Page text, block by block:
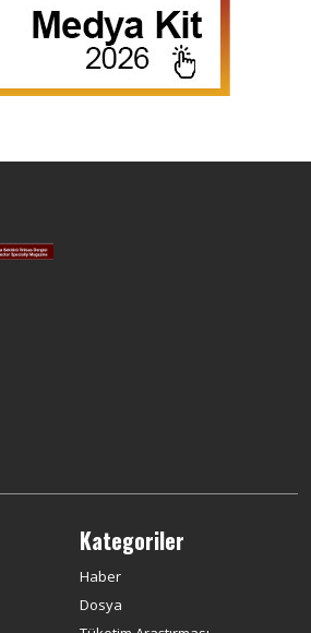
Kategoriler
Haber
Dosya